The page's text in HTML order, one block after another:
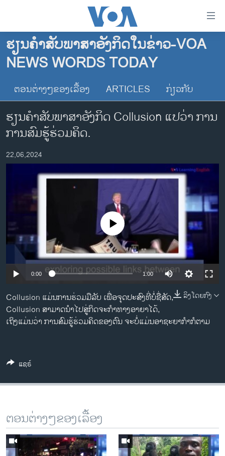
ເຂົ້າ
ຫາ
ຂ້າມ
ຫາ
ຊອກ
ໂຮມເພຈ
ລາວ
ອາເມຣິກາ
ການເລືອກຕັ້ງ ປະທານາທີບໍດີ ສະຫະລັດ 2024
ຂ່າວ​ຈີນ
ເອເຊຍ
ອິດສະຫຼະພາບດ້ານການຂ່າວ
ຊີວິດຊາວລາວ
ວິທະຍາສາດ-ເທັກໂນໂລຈີ
ທຸລະກິດ
ພາສາອັງກິດ
ສຽງ
ລາຍການກະຈາຍສຽງ
ພາສາຕ່າງໆ
ຮຽນຄຳສັບພາສາອັງກິດໃນຂ່າວ-VOA
NEWS WORDS TODAY
ຕອນຕ່າງໆຂອງເລື້ອງ ARTICLES ກ່ຽວກັບ
ຮຽນຄໍາສັບພາສາອັງກິດ Collusion ແປວ່າ ການ
ການສົມຮູ້ຮ່ວມຄິດ.
22,06,2024
No media source currently available
0:00 1:00
ລິງໂດຍກົງ
Collusion ແມ່ນການຮ່ວມມືລັບ ເພື່ອຈຸດປະສົງທີ່ບໍ່ຊື່ສັດ,
Collusion ສາມາດນໍາໄປສູ່ກິດຈະກໍາທາງອາຍາໄດ້,
ເຖິງແມ່ນວ່າ ການສົມຮູ້ຮ່ວມຄິດຂອງຕົນ ຈະບໍ່ແມ່ນອາຊະຍາກໍາກໍຕາມ
ແຊຣ໌
ຕອນຕ່າງໆຂອງເລື້ອງ